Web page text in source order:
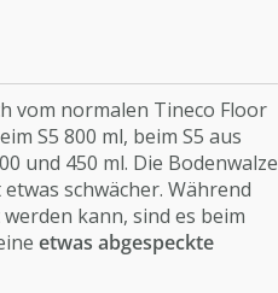
vom normalen Tineco Floor
S5 800 ml, beim S5 aus
und 450 ml. Die Bodenwalze
schwächer. Während
kann, sind es beim
etwas abgespeckte